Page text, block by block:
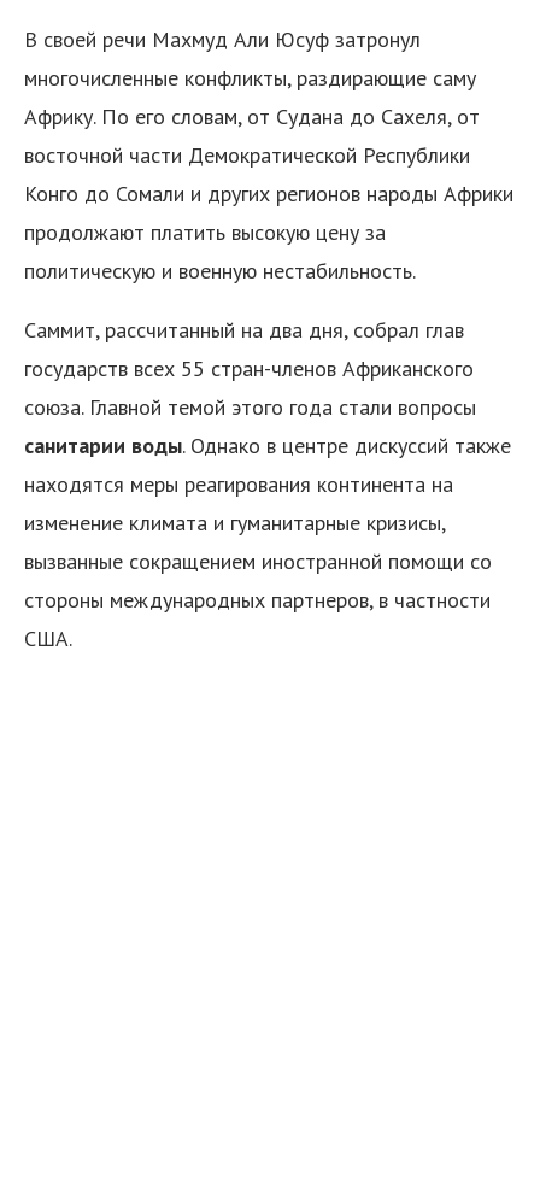
В своей речи Махмуд Али Юсуф затронул
многочисленные конфликты, раздирающие саму
Африку. По его словам, от Судана до Сахеля, от
восточной части Демократической Республики
Конго до Сомали и других регионов народы Африки
продолжают платить высокую цену за
политическую и военную нестабильность.
Саммит, рассчитанный на два дня, собрал глав
государств всех 55 стран-членов Африканского
союза. Главной темой этого года стали вопросы
санитарии воды. Однако в центре дискуссий также
находятся меры реагирования континента на
изменение климата и гуманитарные кризисы,
вызванные сокращением иностранной помощи со
стороны международных партнеров, в частности
США.